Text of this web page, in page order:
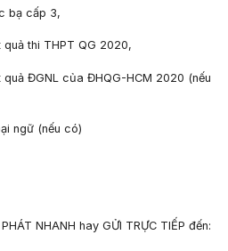
bạ cấp 3,
thi THPT QG 2020,
ĐGNL của ĐHQG-HCM 2020 (nếu
ngữ (nếu có)
NHANH hay GỬI TRỰC TIẾP đến: